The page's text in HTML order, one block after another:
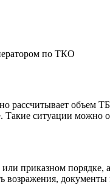
по ТКО
рассчитывает
ситуации можно
приказном порядке,
возражения,